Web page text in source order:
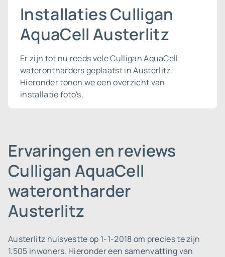
Installaties Culligan
AquaCell Austerlitz
Er zijn tot nu reeds vele Culligan AquaCell
waterontharders geplaatst in Austerlitz.
Hieronder tonen we een overzicht van
installatie foto's.
Ervaringen en reviews
Culligan AquaCell
waterontharder
Austerlitz
Austerlitz huisvestte op 1-1-2018 om precies te zijn
1.505 inwoners. Hieronder een samenvatting van